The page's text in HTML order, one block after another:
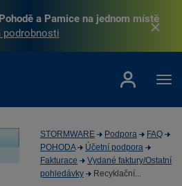
a Pamice na jednom místě
podrobnosti
STORMWARE Podpora
FAQ
POHODA
Účetní podpora
Fakturace
Vydané faktury/Ostatní
pohledávky
Recyklační...